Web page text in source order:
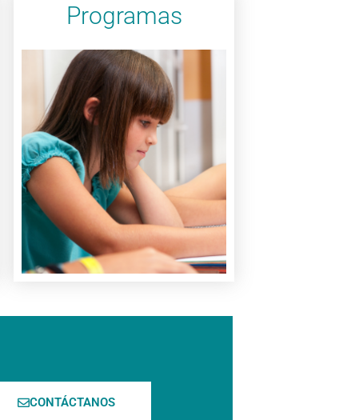
Programas
Descubre nuestros
cursos y talleres para
niños, adolescentes,
padres y mayores.
Quiero saber mas
CONTÁCTANOS